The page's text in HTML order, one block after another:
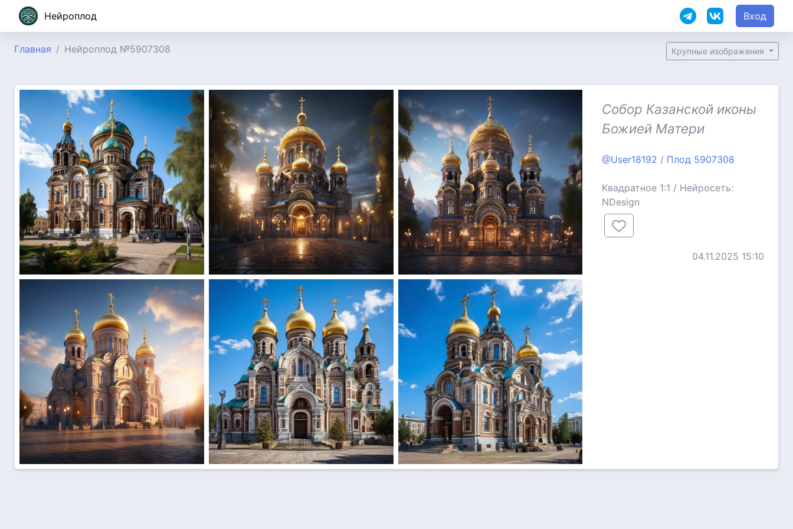
Нейроплод Вход
Главная Нейроплод №5907308 Крупные изображения
Собор Казанской иконы
Божией Матери
@User18192 / Плод 5907308
Квадратное 1:1 / Нейросеть:
NDesign
04.11.2025 15:10